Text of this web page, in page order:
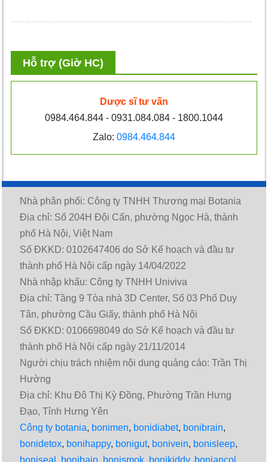
Hỗ trợ (Giờ HC)
Dược sĩ tư vấn
0984.464.844 - 0931.084.084 - 1800.1044
Zalo: 0984.464.844
Nhà phân phối: Công ty TNHH Thương mại Botania
Địa chỉ: Số 204H Đội Cấn, phường Ngọc Hà, thành
phố Hà Nội, Việt Nam
Số ĐKKD: 0102647406 do Sở Kế hoạch và đầu tư
thành phố Hà Nội cấp ngày 14/04/2022
Nhà nhập khẩu: Công ty TNHH Univiva
Địa chỉ: Tầng 9 Tòa nhà 3D Center, Số 03 Phố Duy
Tân, phường Cầu Giấy, thành phố Hà Nội
Số ĐKKD: 0106698049 do Sở Kế hoạch và đầu tư
thành phố Hà Nội cấp ngày 21/11/2014
Người chịu trách nhiệm nội dung quảng cáo: Trần Thị
Hường
Địa chỉ: Khu Đô Thị Kỳ Đồng, Phường Trần Hưng
Đạo, Tỉnh Hưng Yên
Công ty botania, bonimen, bonidiabet, bonibrain,
bonidetox, bonihappy, bonigut, bonivein, bonisleep,
boniseal
bonibaio bonismok bonikiddy, boniancol